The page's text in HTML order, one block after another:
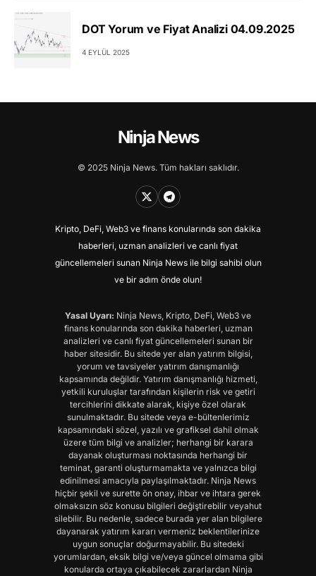
DOT Yorum ve Fiyat Analizi 04.09.2025
4 EYLÜL 2025
Ninja News
© 2025 Ninja News. Tüm hakları saklıdır.
Kripto, DeFi, Web3 ve finans konularında son dakika
haberleri, uzman analizleri ve canlı fiyat
güncellemeleri sunan Ninja News ile bilgi sahibi olun
ve bir adım önde olun!
Yasal Uyarı: Ninja News, Kripto, DeFi, Web3 ve
finans konularında son dakika haberleri, uzman
analizleri ve canlı fiyat güncellemeleri sunan bir
haber sitesidir. Bu sitede yer alan yatırım bilgisi,
yorum ve tavsiyeler yatırım danışmanlığı
kapsamında değildir. Yatırım danışmanlığı hizmeti,
yetkili kuruluşlar tarafından kişilerin risk ve getiri
tercihlerini dikkate alarak, kişiye özel olarak
sunulmaktadır. Bu sitede veya e-bültenlerimiz
kapsamındaki sözel, yazılı ve grafiksel dahil olmak
üzere tüm bilgi ve analizler; herhangi bir karara
dayanak oluşturması noktasında herhangi bir
teminat, garanti oluşturmamakta ve yalnızca bilgi
edinilmesi amacıyla paylaşılmaktadır. Ninja News
hiçbir şekil ve surette ön onay, ihbar ve ihtara gerek
olmaksızın söz konusu bilgileri değiştirebilir veyahut
silebilir. Bu nedenle, sadece burada yer alan bilgilere
dayanarak yatırım kararı vermeniz beklentilerinize
uygun sonuçlar doğurmayabilir. Bu sitedeki
yorumlardan, eksik bilgi ve/veya güncel olmama gibi
konularda ortaya çıkabilecek zararlardan Ninja